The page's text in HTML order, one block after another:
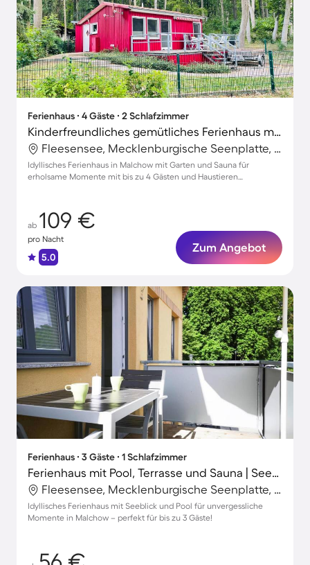
Ferienhaus ∙ 4 Gäste ∙ 2 Schlafzimmer
Kinderfreundliches gemütliches Ferienhaus mit Garten, Terrasse und Grill | Hunde erlaubt
Fleesensee, Mecklenburgische Seenplatte, Deutschland
Idyllisches Ferienhaus in Malchow mit Garten und Sauna für
erholsame Momente mit bis zu 4 Gästen und Haustieren
ab 109 €
pro Nacht
5.0
Zum Angebot
Ferienhaus ∙ 3 Gäste ∙ 1 Schlafzimmer
Ferienhaus mit Pool, Terrasse und Sauna | Seeblick
Fleesensee, Mecklenburgische Seenplatte, Deutschland
Idyllisches Ferienhaus mit Seeblick und Pool für unvergessliche
Momente in Malchow – perfekt für bis zu 3 Gäste!